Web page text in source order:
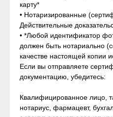
карту*
• Нотаризированные
Действительные
• *Любой идентификатор
должен быть нотариально
качестве настоящей копии
Если вы отправляете
документацию, убедитесь:
Квалифицированное лицо,
нотариус, фармацевт,